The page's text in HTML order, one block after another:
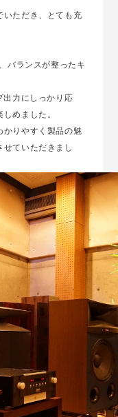
いただき、とても充
バランスが整ったキ
力にしっかり応
めました。
かりやすく製品の魅
ていただきまし